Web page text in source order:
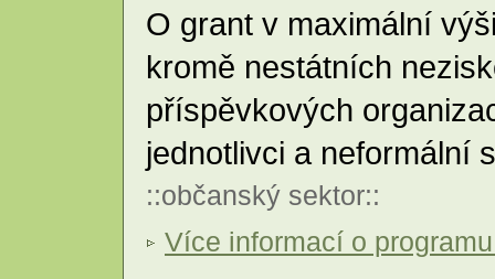
O grant v maximální
kromě nestátních
příspěvkových
jednotlivci a neformální
::občanský sektor::
Více informací o